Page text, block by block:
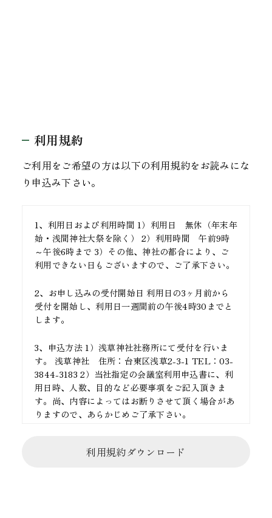
利用規約
ご利用をご希望の方は以下の利用規約をお読みにな
り申込み下さい。
1、利用日および利用時間 1）利用日 無休（年末年
始・浅間神社大祭を除く） 2）利用時間 午前9時
～午後6時まで 3）その他、神社の都合により、ご
利用できない日もございますので、ご了承下さい。
2、お申し込みの受付開始日 利用日の3ヶ月前から
受付を開始し、利用日一週間前の午後4時30までと
します。
3、申込方法 1）浅草神社社務所にて受付を行いま
す。 浅草神社 住所：台東区浅草2-3-1 TEL：03-
3844-3183 2）当社指定の会議室利用申込書に、利
用日時、人数、目的など必要事項をご記入頂きま
す。尚、内容によってはお断りさせて頂く場合があ
りますので、あらかじめご了承下さい。
お支払いとなります。利用規約ダウンロード